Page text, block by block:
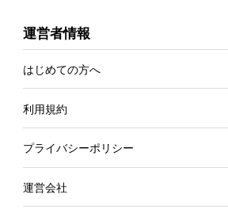
運営者情報
はじめての方へ
利用規約
プライバシーポリシー
運営会社